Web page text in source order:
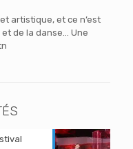
artistique, et ce n’est
de la danse… Une